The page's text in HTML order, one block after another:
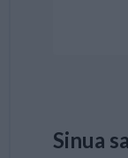
Sinua